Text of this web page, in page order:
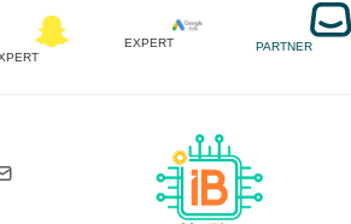
PARTNER
EXPERT